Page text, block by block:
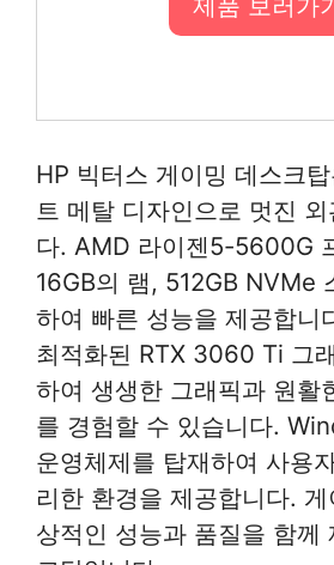
HP 빅터스 게이밍 데스크
트 메탈 디자인으로 멋진
다. AMD 라이젠5-5600G
16GB의 램, 512GB NVMe
하여 빠른 성능을 제공합니
최적화된 RTX 3060 Ti 그
하여 생생한 그래픽과 원활
를 경험할 수 있습니다.
운영체제를 탑재하여 사용
리한 환경을 제공합니다.
상적인 성능과 품질을 함께